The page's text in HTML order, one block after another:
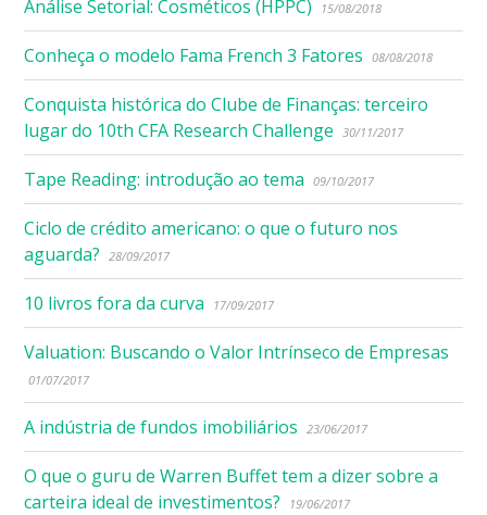
Análise Setorial: Cosméticos (HPPC) 15/08/2018
Conheça o modelo Fama French 3 Fatores 08/08/2018
Conquista histórica do Clube de Finanças: terceiro
lugar do 10th CFA Research Challenge
30/11/2017
Tape Reading: introdução ao tema 09/10/2017
Ciclo de crédito americano: o que o futuro nos
aguarda?
28/09/2017
10 livros fora da curva 17/09/2017
Valuation: Buscando o Valor Intrínseco de Empresas
01/07/2017
A indústria de fundos imobiliários 23/06/2017
O que o guru de Warren Buffet tem a dizer sobre a
carteira ideal de investimentos?
19/06/2017